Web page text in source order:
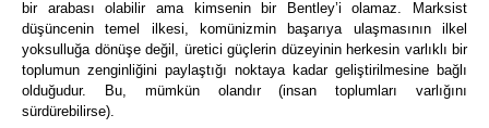
bir arabası olabilir ama kimsenin bir Bentley’i olamaz.
Marksist
düşüncenin temel ilkesi, komünizmin başarıya ulaşmasının ilkel
yoksulluğa dönüşe değil, üretici güçlerin düzeyinin herkesin varlıklı bir
toplumun zenginliğini paylaştığı noktaya kadar geliştirilmesine bağlı
olduğudur.
Bu, mümkün olandır (insan toplumları varlığını
sürdürebilirse).